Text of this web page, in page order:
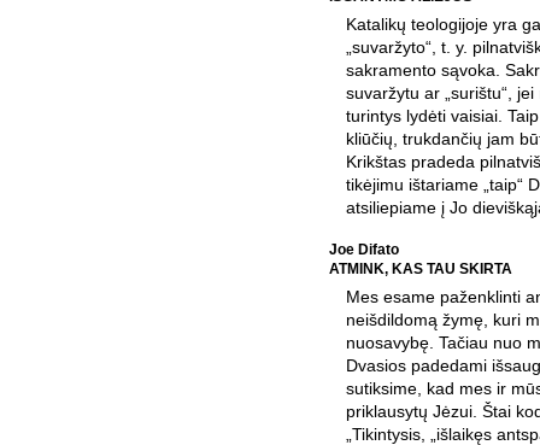
Katalikų teologijoje yra
„suvaržyto“, t. y.
sakramento sąvoka.
suvaržytu ar „surištu“,
turintys lydėti vaisiai.
kliūčių, trukdančių jam
Krikštas pradeda
tikėjimu ištariame „taip“
atsiliepiame į Jo
Joe Difato
ATMINK, KAS TAU SKIRTA
Mes esame paženklinti
neišdildomą žymę, kuri
nuosavybę. Tačiau nuo
Dvasios padedami
sutiksime, kad mes ir
priklausytų Jėzui. Štai
„Tikintysis, „išlaikęs